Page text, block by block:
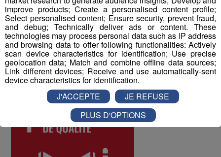
différents salariés, et d'y remédier. Au mois de juin 2022,
les collaborateurs ont donné une note globale de 8 sur
10 à la qualité de vie au travail au sein du Groupe Mont
Blanc Médias.
ODD numéro 4 : Education de qualité
improve products; Create a personalised content profile;
Select personalised content; Ensure security, prevent fraud,
and debug; Technically deliver ads or content. These
technologies may process personal data such as IP address
and browsing data to offer following functionalities: Actively
scan device characteristics for identification; Use precise
geolocation data; Match and combine offline data sources;
Link different devices; Receive and use automatically-sent
device characteristics for identification.
J'ACCEPTE
JE REFUSE
PLUS D'OPTIONS